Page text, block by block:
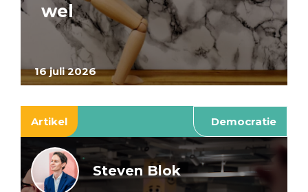
16 juli 2026
wel
Artikel Democratie
Steven Blok